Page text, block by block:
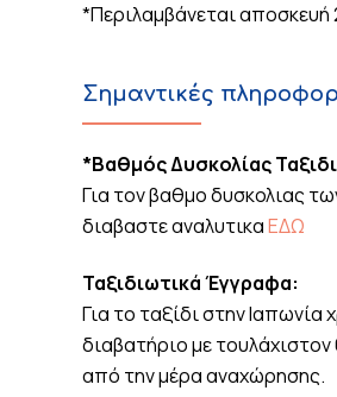
*Περιλαμβάνεται αποσκευή
Σημαντικές
*Βαθμός Δυσκολίας
Για τον βαθμο δυσκολιας
διαβαστε αναλυτικαΕΔΩ
Ταξιδιωτικά Έγγραφα:
Για το ταξίδι στην Ιαπωνία
διαβατήριο με τουλάχιστον
από την μέρα αναχώρησης.